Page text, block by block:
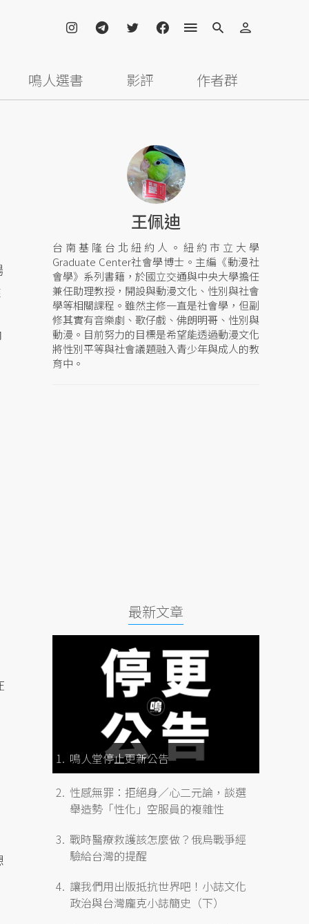
鳴人選書 影評 作者群
王佩迪
台南基隆台北紐約人。紐約市立大學
Graduate Center社會學博士。主編《動漫社
會學》系列書籍，於國立交通與中央大學擔任
兼任助理教授，開設與動漫文化、性別與社會
學等相關課程。雖然主修一直是社會學，但副
修其實有音樂劇、歌仔戲、佛朗明哥、性別與
動漫。目前努力的目標是希望能透過動漫文化
將性別平等與社會議題融入青少年與成人的教
育中。
最新文章
鳴人堂停止更新公告
性感無罪：拒絕身／心二元論，談選
舉造勢「性化」空服員的複雜性
戰時醫療救護該怎麼做？俄烏戰爭經
驗給台灣的提醒
讓我們用出版抵抗世界吧！小誌文化
政治與台灣龐克小誌簡史（下）